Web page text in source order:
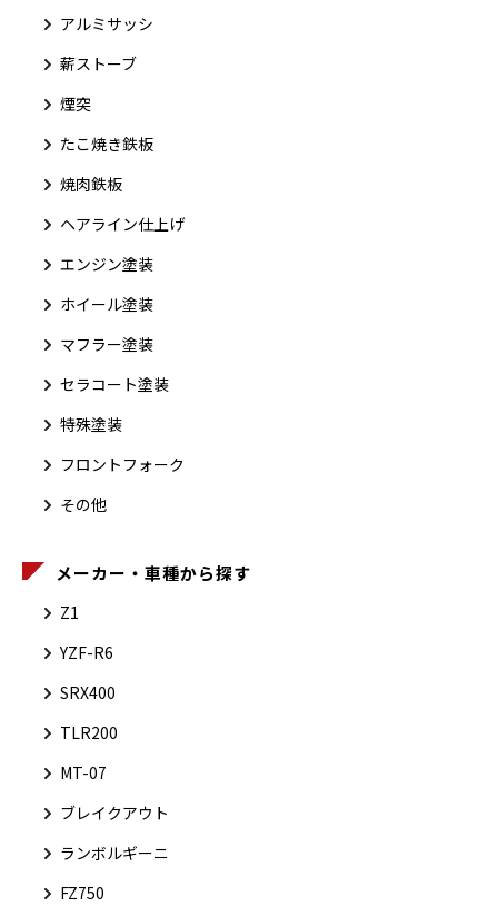
アルミサッシ
薪ストーブ
煙突
たこ焼き鉄板
焼肉鉄板
ヘアライン仕上げ
エンジン塗装
ホイール塗装
マフラー塗装
セラコート塗装
特殊塗装
フロントフォーク
その他
メーカー・車種から探す
Z1
YZF-R6
SRX400
TLR200
MT-07
ブレイクアウト
ランボルギーニ
FZ750